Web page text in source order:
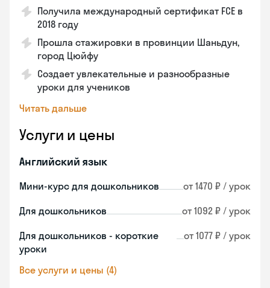
Получила международный сертификат FCE в
2018 году
Прошла стажировки в провинции Шаньдун,
город Цюйфу
Создает увлекательные и разнообразные
уроки для учеников
Читать дальше
Услуги и цены
Английский язык
Мини-курс для дошкольников от 1470 ₽ / урок
Для дошкольников от 1092 ₽ / урок
Для дошкольников - короткие
уроки
от 1077 ₽ / урок
Все услуги и цены (4)